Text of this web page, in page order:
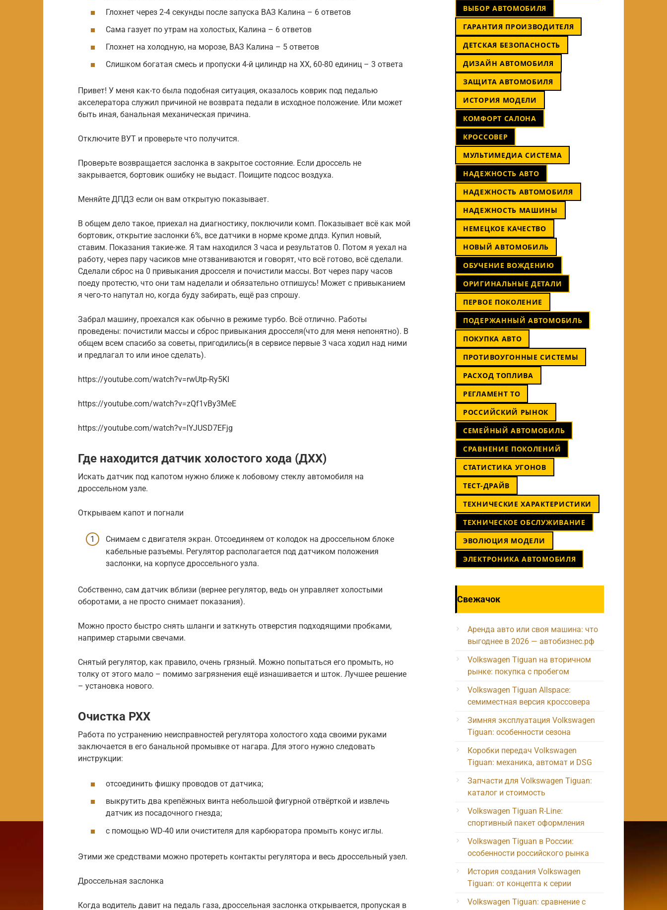
Глохнет через 2-4 секунды после запуска ВАЗ Калина – 6 ответов
Сама газует по утрам на холостых, Калина – 6 ответов
Глохнет на холодную, на морозе, ВАЗ Калина – 5 ответов
Слишком богатая смесь и пропуски 4-й цилиндр на ХХ, 60-80 единиц – 3 ответа
Привет! У меня как-то была подобная ситуация, оказалось коврик под педалью
акселератора служил причиной не возврата педали в исходное положение. Или может
быть иная, банальная механическая причина.
Отключите ВУТ и проверьте что получится.
Проверьте возвращается заслонка в закрытое состояние. Если дроссель не
закрывается, бортовик ошибку не выдаст. Поищите подсос воздуха.
Меняйте ДПДЗ если он вам открытую показывает.
В общем дело такое, приехал на диагностику, поключили комп. Показывает всё как мой
бортовик, открытие заслонки 6%, все датчики в норме кроме дпдз. Купил новый,
ставим. Показания такие-же. Я там находился 3 часа и результатов 0. Потом я уехал на
работу, через пару часиков мне отзваниваются и говорят, что всё готово, всё сделали.
Сделали сброс на 0 привыкания дросселя и почистили массы. Вот через пару часов
поеду протестю, что они там наделали и обязательно отпишусь! Может с привыканием
я чего-то напутал но, когда буду забирать, ещё раз спрошу.
Забрал машину, проехался как обычно в режиме турбо. Всё отлично. Работы
проведены: почистили массы и сброс привыкания дросселя(что для меня непонятно). В
общем всем спасибо за советы, пригодились(я в сервисе первые 3 часа ходил над ними
и предлагал то или иное сделать).
https://youtube.com/watch?v=rwUtp-Ry5KI
https://youtube.com/watch?v=zQf1vBy3MeE
https://youtube.com/watch?v=lYJUSD7EFjg
Где находится датчик холостого хода (ДХХ)
Искать датчик под капотом нужно ближе к лобовому стеклу автомобиля на
дроссельном узле.
Открываем капот и погнали
Снимаем с двигателя экран. Отсоединяем от колодок на дроссельном блоке
кабельные разъемы. Регулятор располагается под датчиком положения
заслонки, на корпусе дроссельного узла.
Собственно, сам датчик вблизи (вернее регулятор, ведь он управляет холостыми
оборотами, а не просто снимает показания).
Можно просто быстро снять шланги и заткнуть отверстия подходящими пробками,
например старыми свечами.
Снятый регулятор, как правило, очень грязный. Можно попытаться его промыть, но
толку от этого мало – помимо загрязнения ещё изнашивается и шток. Лучшее решение
– установка нового.
Очистка РХХ
Работа по устранению неисправностей регулятора холостого хода своими руками
заключается в его банальной промывке от нагара. Для этого нужно следовать
инструкции:
отсоединить фишку проводов от датчика;
выкрутить два крепёжных винта небольшой фигурной отвёрткой и извлечь
датчик из посадочного гнезда;
с помощью WD-40 или очистителя для карбюратора промыть конус иглы.
Этими же средствами можно протереть контакты регулятора и весь дроссельный узел.
Дроссельная заслонка
Когда водитель давит на педаль газа, дроссельная заслонка открывается, пропуская в
ВЫБОР АВТОМОБИЛЯ
ГАРАНТИЯ ПРОИЗВОДИТЕЛЯ
ДЕТСКАЯ БЕЗОПАСНОСТЬ
ДИЗАЙН АВТОМОБИЛЯ
ЗАЩИТА АВТОМОБИЛЯ
ИСТОРИЯ МОДЕЛИ
КОМФОРТ САЛОНА
КРОССОВЕР
МУЛЬТИМЕДИА СИСТЕМА
НАДЕЖНОСТЬ АВТО
НАДЕЖНОСТЬ АВТОМОБИЛЯ
НАДЕЖНОСТЬ МАШИНЫ
НЕМЕЦКОЕ КАЧЕСТВО
НОВЫЙ АВТОМОБИЛЬ
ОБУЧЕНИЕ ВОЖДЕНИЮ
ОРИГИНАЛЬНЫЕ ДЕТАЛИ
ПЕРВОЕ ПОКОЛЕНИЕ
ПОДЕРЖАННЫЙ АВТОМОБИЛЬ
ПОКУПКА АВТО
ПРОТИВОУГОННЫЕ СИСТЕМЫ
РАСХОД ТОПЛИВА
РЕГЛАМЕНТ ТО
РОССИЙСКИЙ РЫНОК
СЕМЕЙНЫЙ АВТОМОБИЛЬ
СРАВНЕНИЕ ПОКОЛЕНИЙ
СТАТИСТИКА УГОНОВ
ТЕСТ-ДРАЙВ
ТЕХНИЧЕСКИЕ ХАРАКТЕРИСТИКИ
ТЕХНИЧЕСКОЕ ОБСЛУЖИВАНИЕ
ЭВОЛЮЦИЯ МОДЕЛИ
ЭЛЕКТРОНИКА АВТОМОБИЛЯ
Свежачок
Аренда авто или своя машина: что
выгоднее в 2026 — автобизнес.рф
Volkswagen Tiguan на вторичном
рынке: покупка с пробегом
Volkswagen Tiguan Allspace:
семиместная версия кроссовера
Зимняя эксплуатация Volkswagen
Tiguan: особенности сезона
Коробки передач Volkswagen
Tiguan: механика, автомат и DSG
Запчасти для Volkswagen Tiguan:
каталог и стоимость
Volkswagen Tiguan R-Line:
спортивный пакет оформления
Volkswagen Tiguan в России:
особенности российского рынка
История создания Volkswagen
Tiguan: от концепта к серии
Volkswagen Tiguan: сравнение с